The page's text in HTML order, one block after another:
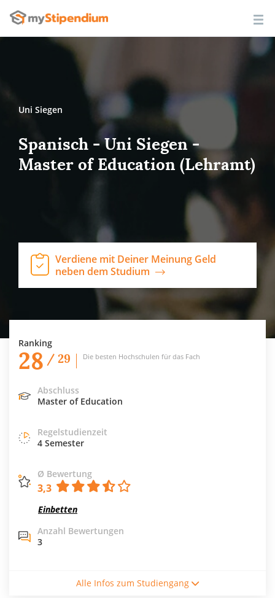
Uni Siegen
Spanisch - Uni Siegen -
Master of Education (Lehramt)
Verdiene mit Deiner Meinung Geld
neben dem Studium
Ranking
28 / 29 Die besten Hochschulen für das Fach
Abschluss
Master of Education
Regelstudienzeit
4 Semester
Ø Bewertung
3,3
Einbetten
Anzahl Bewertungen
3
VollzeitstudiumAlle Infos zum Studiengang